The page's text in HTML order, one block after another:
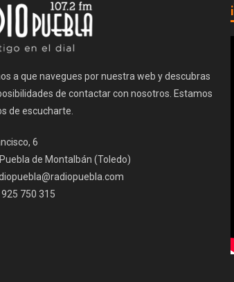
a que navegues por nuestra web y descubras
de contactar con nosotros. Estamos
de escucharte.
6
de Montalbán (Toledo)
925 750 315